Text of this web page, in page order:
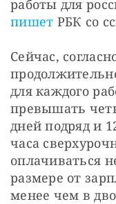
пишет РБК со
Сейчас,
для каждого
превышать
дней подряд и
часа
оплачиваться
размере от
менее чем в